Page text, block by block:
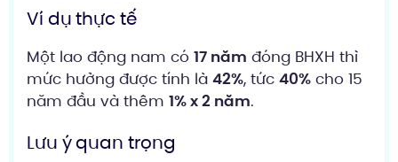
Ví dụ thực tế
Một lao động nam có 17 năm đóng BHXH thì
mức hưởng được tính là 42%, tức 40% cho 15
năm đầu và thêm 1% x 2 năm.
Lưu ý quan trọng